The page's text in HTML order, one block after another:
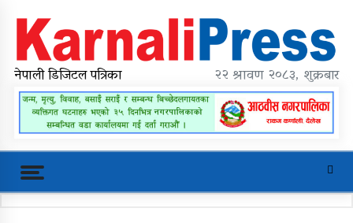
content
karnalipress
Online News Portal
नेपाली डिजिटल पत्रिका २२ श्रावण २०८३, शुक्रबार